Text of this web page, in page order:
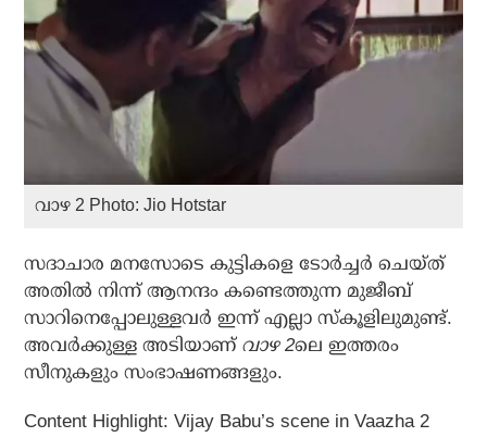
വാഴ 2 Photo: Jio Hotstar
സദാചാര മനസോടെ കുട്ടികളെ ടോര്‍ച്ചര്‍ ചെയ്ത്
അതില്‍ നിന്ന് ആനന്ദം കണ്ടെത്തുന്ന മുജീബ്
സാറിനെപ്പോലുള്ളവര്‍ ഇന്ന് എല്ലാ സ്‌കൂളിലുമുണ്ട്.
അവര്‍ക്കുള്ള അടിയാണ് വാഴ 2ലെ ഇത്തരം
സീനുകളും സംഭാഷണങ്ങളും.
Content Highlight: Vijay Babu’s scene in Vaazha 2